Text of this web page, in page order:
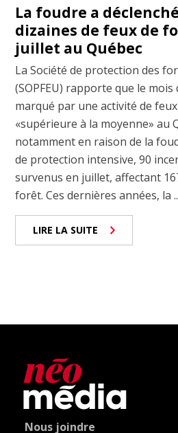
La foudre a
dizaines de feux de
juillet au Québec
La Société de protection des
(SOPFEU) rapporte que le
marqué par une activité de
«supérieure à la moyenne» au
notamment en raison de la
de protection intensive, 90
survenus en juillet, affectant
forêt. Ces dernières années, la
LIRE LA SUITE
Nous joindre